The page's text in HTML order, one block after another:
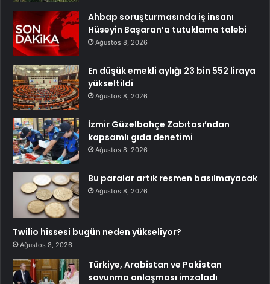
Ahbap soruşturmasında iş insanı
Hüseyin Başaran’a tutuklama talebi
Ağustos 8, 2026
En düşük emekli aylığı 23 bin 552 liraya
yükseltildi
Ağustos 8, 2026
İzmir Güzelbahçe Zabıtası’ndan
kapsamlı gıda denetimi
Ağustos 8, 2026
Bu paralar artık resmen basılmayacak
Ağustos 8, 2026
Twilio hissesi bugün neden yükseliyor?
Ağustos 8, 2026
Türkiye, Arabistan ve Pakistan
savunma anlaşması imzaladı